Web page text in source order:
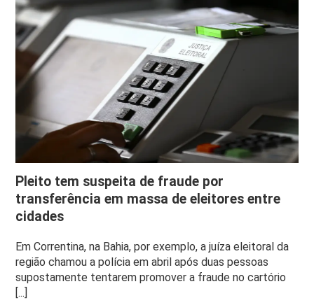
Pleito tem suspeita de fraude por
transferência em massa de eleitores entre
cidades
Em Correntina, na Bahia, por exemplo, a juíza eleitoral da
região chamou a polícia em abril após duas pessoas
supostamente tentarem promover a fraude no cartório
[...]